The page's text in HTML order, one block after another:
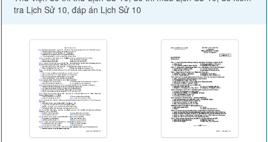
tra Lịch Sử 10, đáp án Lịch Sử 10